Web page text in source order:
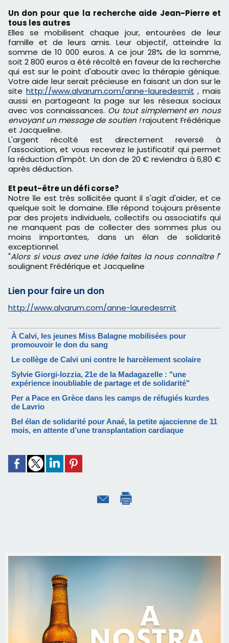
Un don pour que la recherche aide Jean-Pierre et
tous les autres
Elles se mobilisent chaque jour, entourées de leur
famille et de leurs amis. Leur objectif, atteindre la
somme de 10 000 euros. A ce jour 28% de la somme,
soit 2 800 euros a été récolté en faveur de la recherche
qui est sur le point d'aboutir avec la thérapie génique.
Votre aide leur serait précieuse en faisant un don sur le
site http://www.alvarum.com/anne-lauredesmit , mais
aussi en partageant la page sur les réseaux sociaux
avec vos connaissances. Ou tout simplement en nous
envoyant un message de soutien !rajoutent Frédérique
et Jacqueline.
L'argent récolté est directement reversé à
l'association, et vous recevrez le justificatif qui permet
la réduction d'impôt. Un don de 20 € reviendra à 6,80 €
après déduction.
Et peut-être un défi corse?
Notre île est très sollicitée quant il s'agit d'aider, et ce
quelque soit le domaine. Elle répond toujours présente
par des projets individuels, collectifs ou associatifs qui
ne manquent pas de collecter des sommes plus ou
moins importantes, dans un élan de solidarité
exceptionnel.
"Alors si vous avez une idée faites la nous connaître !"
soulignent Frédérique et Jacqueline
Lien pour faire un don
http://www.alvarum.com/anne-lauredesmit
À Calvi, les jeunes Miss Balagne mobilisées pour
promouvoir le don du sang
Le collège de Calvi uni contre le harcèlement scolaire
Sylvie Giorgi-Iozzia, 21e de la Madagazelle : "une
expérience inoubliable de partage et de solidarité"
Per a Pace en Grèce dans les camps de réfugiés kurdes
de Lavrio
Bel élan de solidarité pour Anaé, la petite ajaccienne de 11
mois, en attente d’une transplantation cardiaque